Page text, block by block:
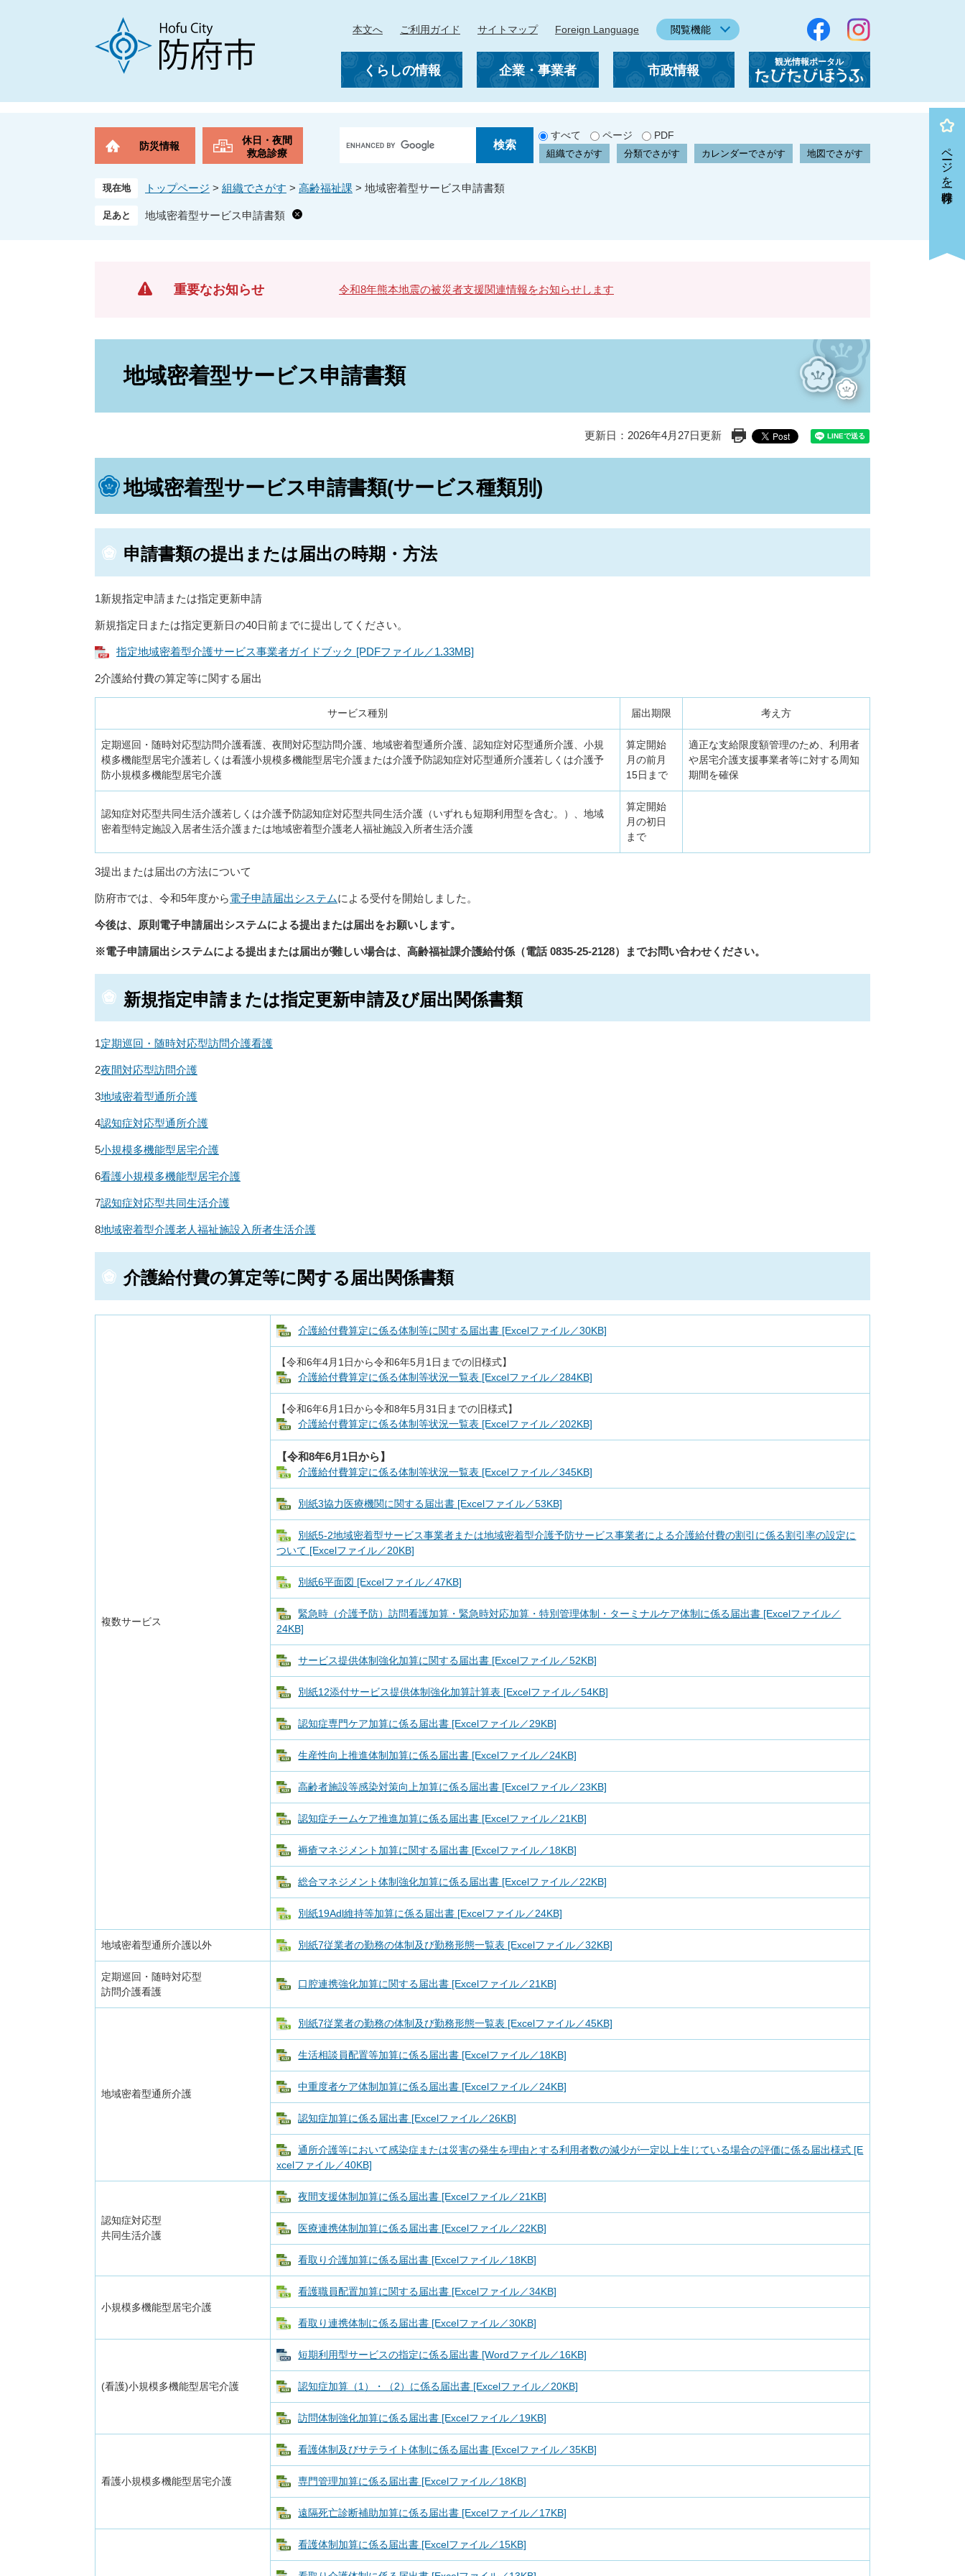
で
ば
本文へ ご利用ガイド サイトマップ Foreign Language 閲覧機能
くらしの情報 企業・事業者 市政情報
観光情報ポータル
「たびたびほうふ」
防災情報
休日・夜間
救急診療
g
l
検
すべて ページ PDF
組織でさがす 分類でさがす カレンダーでさがす 地図でさがす
現在地 トップページ > 組織でさがす > 高齢福祉課 > 地域密着型サービス申請書類
地域密着型サービス申請書類
重要なお知らせ 令和8年熊本地震の被災者支援関連情報をお知らせします
地域密着型サービス申請書類
更新日：2026年4月27日更新 印刷ページ表示
地域密着型サービス申請書類(サービス種類別)
申請書類の提出または届出の時期・方法
1新規指定申請または指定更新申請
新規指定日または指定更新日の40日前までに提出してください。
指定地域密着型介護サービス事業者ガイドブック [PDFファイル／1.33MB]
2介護給付費の算定等に関する届出
サービス種別 届出期限 考え方
定期巡回・随時対応型訪問介護看護、夜間対応型訪問介護、地域密着型通所介護、認知症対応型通所介護、小規
模多機能型居宅介護若しくは看護小規模多機能型居宅介護または介護予防認知症対応型通所介護若しくは介護予
防小規模多機能型居宅介護
算定開始
月の前月
15日まで
適正な支給限度額管理のため、利用者
や居宅介護支援事業者等に対する周知
期間を確保
認知症対応型共同生活介護若しくは介護予防認知症対応型共同生活介護（いずれも短期利用型を含む。）、地域
密着型特定施設入居者生活介護または地域密着型介護老人福祉施設入所者生活介護
算定開始
月の初日
まで
3提出または届出の方法について
防府市では、令和5年度から電子申請届出システムによる受付を開始しました。
今後は、原則電子申請届出システムによる提出または届出をお願いします。
※電子申請届出システムによる提出または届出が難しい場合は、高齢福祉課介護給付係（電話 0835-25-2128）までお問い合わせください。
新規指定申請または指定更新申請及び届出関係書類
1定期巡回・随時対応型訪問介護看護
2夜間対応型訪問介護
3地域密着型通所介護
4認知症対応型通所介護
5小規模多機能型居宅介護
6看護小規模多機能型居宅介護
7認知症対応型共同生活介護
8地域密着型介護老人福祉施設入所者生活介護
介護給付費の算定等に関する届出関係書類
複数サービス
介護給付費算定に係る体制等に関する届出書 [Excelファイル／30KB]
【令和6年4月1日から令和6年5月1日までの旧様式】
介護給付費算定に係る体制等状況一覧表 [Excelファイル／284KB]
【令和6年6月1日から令和8年5月31日までの旧様式】
介護給付費算定に係る体制等状況一覧表 [Excelファイル／202KB]
【令和8年6月1日から】
介護給付費算定に係る体制等状況一覧表 [Excelファイル／345KB]
別紙3協力医療機関に関する届出書 [Excelファイル／53KB]
別紙5-2地域密着型サービス事業者または地域密着型介護予防サービス事業者による介護給付費の割引に係る割引率の設定に
ついて [Excelファイル／20KB]
別紙6平面図 [Excelファイル／47KB]
緊急時（介護予防）訪問看護加算・緊急時対応加算・特別管理体制・ターミナルケア体制に係る届出書 [Excelファイル／
24KB]
サービス提供体制強化加算に関する届出書 [Excelファイル／52KB]
別紙12添付サービス提供体制強化加算計算表 [Excelファイル／54KB]
認知症専門ケア加算に係る届出書 [Excelファイル／29KB]
生産性向上推進体制加算に係る届出書 [Excelファイル／24KB]
高齢者施設等感染対策向上加算に係る届出書 [Excelファイル／23KB]
認知症チームケア推進加算に係る届出書 [Excelファイル／21KB]
褥瘡マネジメント加算に関する届出書 [Excelファイル／18KB]
総合マネジメント体制強化加算に係る届出書 [Excelファイル／22KB]
別紙19Adl維持等加算に係る届出書 [Excelファイル／24KB]
地域密着型通所介護以外 別紙7従業者の勤務の体制及び勤務形態一覧表 [Excelファイル／32KB]
定期巡回・随時対応型
訪問介護看護
口腔連携強化加算に関する届出書 [Excelファイル／21KB]
地域密着型通所介護
別紙7従業者の勤務の体制及び勤務形態一覧表 [Excelファイル／45KB]
生活相談員配置等加算に係る届出書 [Excelファイル／18KB]
中重度者ケア体制加算に係る届出書 [Excelファイル／24KB]
認知症加算に係る届出書 [Excelファイル／26KB]
通所介護等において感染症または災害の発生を理由とする利用者数の減少が一定以上生じている場合の評価に係る届出様式 [E
xcelファイル／40KB]
認知症対応型
共同生活介護
夜間支援体制加算に係る届出書 [Excelファイル／21KB]
医療連携体制加算に係る届出書 [Excelファイル／22KB]
看取り介護加算に係る届出書 [Excelファイル／18KB]
小規模多機能型居宅介護
看護職員配置加算に関する届出書 [Excelファイル／34KB]
看取り連携体制に係る届出書 [Excelファイル／30KB]
(看護)小規模多機能型居宅介護
短期利用型サービスの指定に係る届出書 [Wordファイル／16KB]
認知症加算（1）・（2）に係る届出書 [Excelファイル／20KB]
訪問体制強化加算に係る届出書 [Excelファイル／19KB]
看護小規模多機能型居宅介護
看護体制及びサテライト体制に係る届出書 [Excelファイル／35KB]
専門管理加算に係る届出書 [Excelファイル／18KB]
遠隔死亡診断補助加算に係る届出書 [Excelファイル／17KB]
看護体制加算に係る届出書 [Excelファイル／15KB]
ページを一時保存